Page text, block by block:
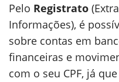
Pelo Registrato
Informações), é
sobre contas em
financeiras e
com o seu CPF, já